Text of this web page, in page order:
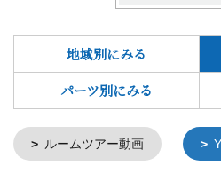
地域別にみる
パーツ別にみる
ルームツアー動画